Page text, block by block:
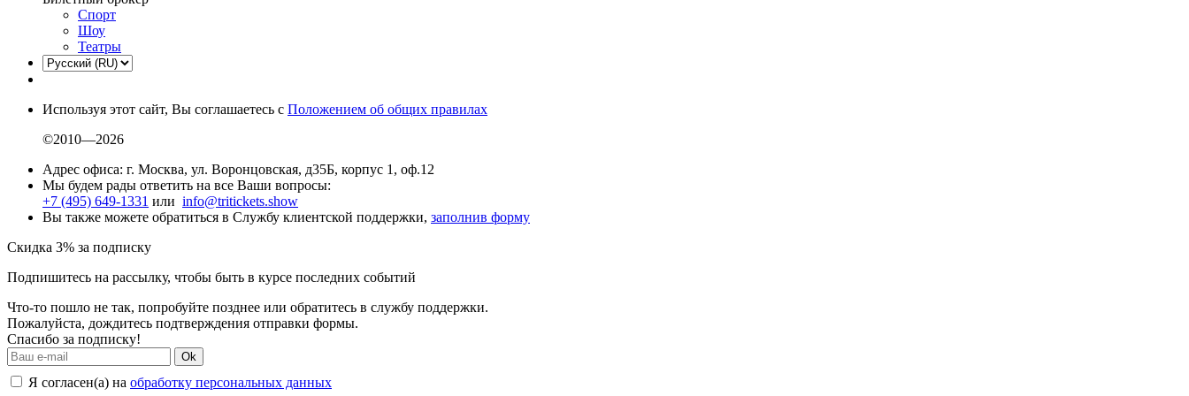
Спорт
Шоу
Театры
Используя этот сайт, Вы соглашаетесь с Положением об общих правилах
©2010—2026
Адрес офиса: г. Москва, ул. Воронцовская, д35Б, корпус 1, оф.12
Мы будем рады ответить на все Ваши вопросы:
+7 (495) 649-1331 или info@tritickets.show
Вы также можете обратиться в Службу клиентской поддержки, заполнив форму
Скидка 3% за подписку
Подпишитесь на рассылку, чтобы быть в курсе последних событий
Что-то пошло не так, попробуйте позднее или обратитесь в службу поддержки.
Пожалуйста, дождитесь подтверждения отправки формы.
Спасибо за подписку!
Ok
Я согласен(а) на обработку персональных данных